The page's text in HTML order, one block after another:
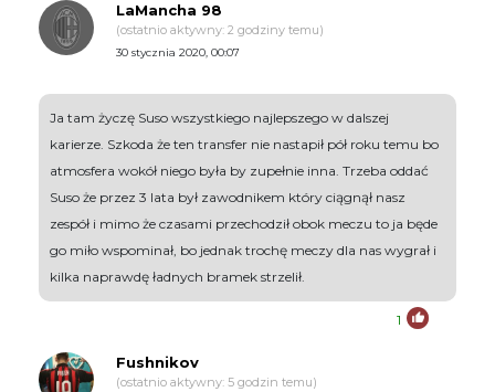
LaMancha 98
(ostatnio aktywny: 2 godziny temu)
30 stycznia 2020, 00:07
Ja tam życzę Suso wszystkiego najlepszego w dalszej
karierze. Szkoda że ten transfer nie nastapił pół roku temu bo
atmosfera wokół niego była by zupełnie inna. Trzeba oddać
Suso że przez 3 lata był zawodnikem który ciągnął nasz
zespół i mimo że czasami przechodził obok meczu to ja będe
go miło wspominał, bo jednak trochę meczy dla nas wygrał i
kilka naprawdę ładnych bramek strzelił.
1
Fushnikov
(ostatnio aktywny: 5 godzin temu)